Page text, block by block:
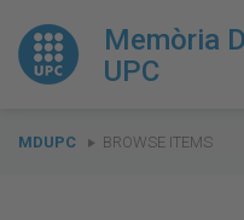
Memòria
UPC
You
MDUPC BROWSE ITEMS